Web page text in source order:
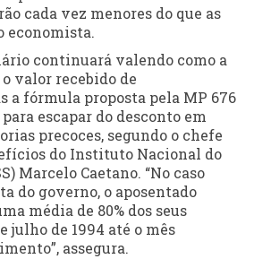
cada vez menores do que as
economista.
continuará valendo como a
valor recebido de
a fórmula proposta pela MP 676
escapar do desconto em
precoces, segundo o chefe
do Instituto Nacional do
Marcelo Caetano. “No caso
do governo, o aposentado
média de 80% dos seus
julho de 1994 até o mês
assegura.